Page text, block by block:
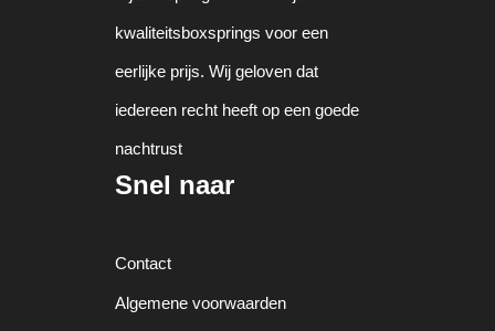
kwaliteitsboxsprings voor een
eerlijke prijs. Wij geloven dat
iedereen recht heeft op een goede
nachtrust
Snel naar
Contact
Algemene voorwaarden